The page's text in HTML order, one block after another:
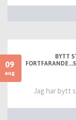
09
aug
BYTT
Jag har bytt